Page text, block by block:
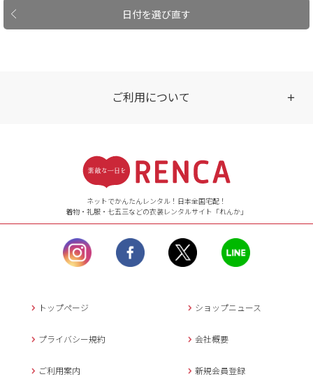
日付を選び直す
ご利用について
【ご注文（インターネット）】
24時間年中無休
【お問い合わせ窓口（メー
ル）】10:00~17:00
土曜日、日曜日、臨
時休業日を除く。
営業時間外にいただ
返信させていただきま
年末年始、大型連休
ネットでかんたんレンタル！日本全国宅配！
着物・礼服・七五三などの衣装レンタルサイト「れんか」
トップページ ショップニュース
プライバシー規約 会社概要
ご利用案内 新規会員登録